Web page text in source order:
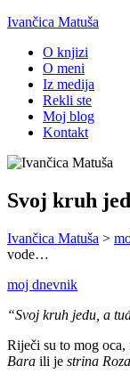
Ivančica Matuša
O knjizi
O meni
Iz medija
Rekli ste
Moj blog
Kontakt
Svoj kruh
Ivančica Matuša >
vode…
moj dnevnik
“Svoj kruh jedu, a
Riječi su to mog oca,
Bara ili je strina Roza